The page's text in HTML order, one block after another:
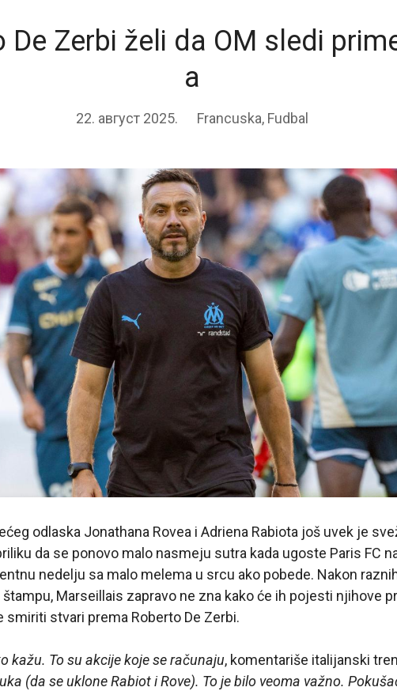
De Zerbi želi da OM sledi
a
22. август 2025. Francuska, Fudbal
odlaska Jonathana Rovea i Adriena Rabiota još uvek je
da se ponovo malo nasmeju sutra kada ugoste Paris FC
nedelju sa malo melema u srcu ako pobede. Nakon
Marseillais zapravo ne zna kako će ih pojesti njihove
smiriti stvari prema Roberto De Zerbi.
kažu. To su akcije koje se računaju, komentariše italijanski
(da se uklone Rabiot i Rove). To je bilo veoma važno.